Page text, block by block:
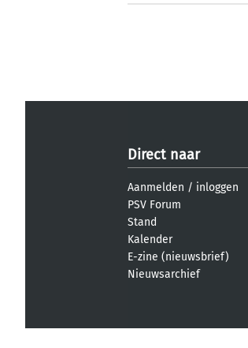
Direct naar
Aanmelden / inloggen
PSV Forum
Stand
Kalender
E-zine (nieuwsbrief)
Nieuwsarchief